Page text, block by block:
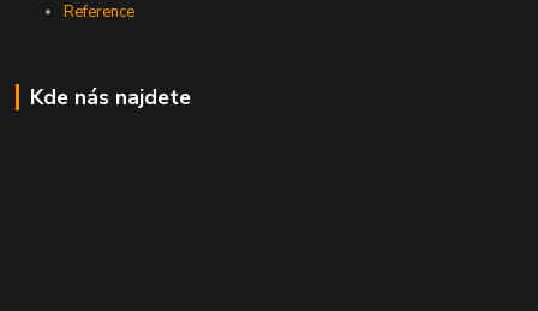
Reference
Kde nás najdete